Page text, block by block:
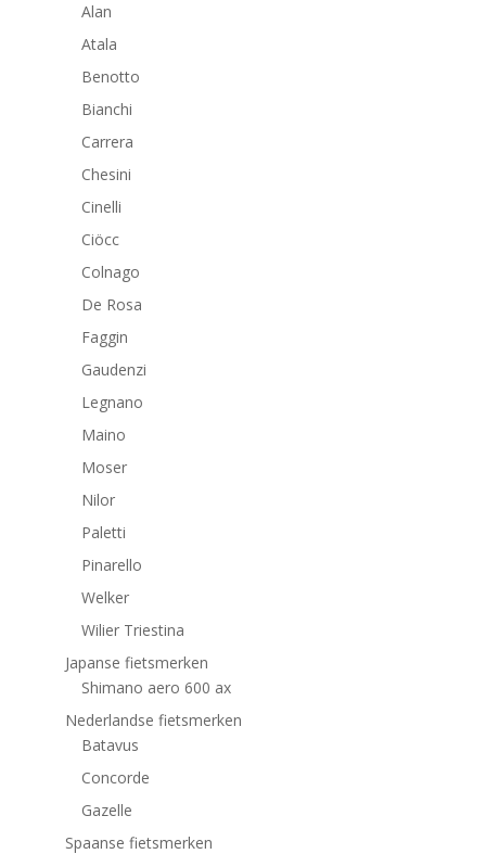
Alan
Atala
Benotto
Bianchi
Carrera
Chesini
Cinelli
Ciöcc
Colnago
De Rosa
Faggin
Gaudenzi
Legnano
Maino
Moser
Nilor
Paletti
Pinarello
Welker
Wilier Triestina
Japanse fietsmerken
Shimano aero 600 ax
Nederlandse fietsmerken
Batavus
Concorde
Gazelle
Spaanse fietsmerken